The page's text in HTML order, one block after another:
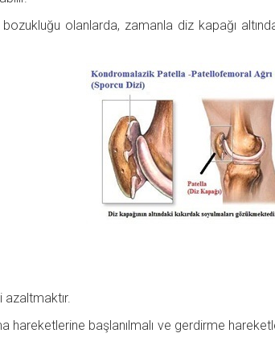
olanlarda, zamanla diz kapağı
azaltmaktır.
hareketlerine başlanılmalı ve gerdirme